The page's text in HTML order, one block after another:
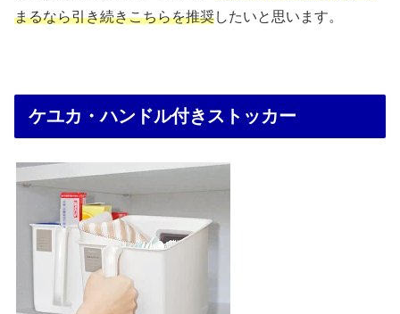
まるなら引き続きこちらを推奨したいと思います。
ケユカ・ハンドル付きストッカー